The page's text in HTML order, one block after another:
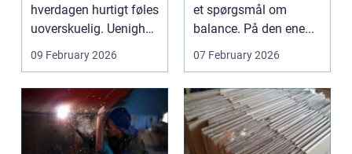
hverdagen hurtigt føles
uoverskuelig. Uenighed
om børn...
09 February 2026
et spørgsmål om
balance. På den ene...
07 February 2026